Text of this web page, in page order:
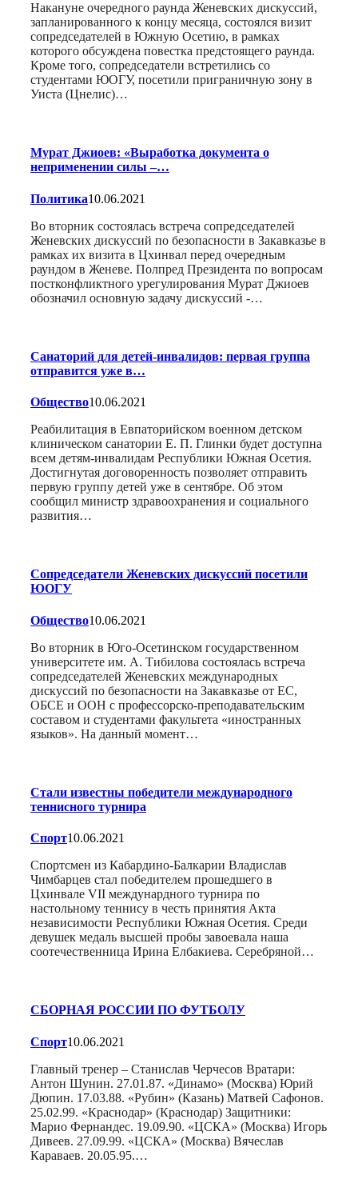
Накануне очередного раунда Женевских дискуссий,
запланированного к концу месяца, состоялся визит
сопредседателей в Южную Осетию, в рамках
которого обсуждена повестка предстоящего раунда.
Кроме того, сопредседатели встретились со
студентами ЮОГУ, посетили приграничную зону в
Уиста (Цнелис)…
Мурат Джиоев: «Выработка документа о
неприменении силы –…
Политика10.06.2021
Во вторник состоялась встреча сопредседателей
Женевских дискуссий по безопасности в Закавказье в
рамках их визита в Цхинвал перед очередным
раундом в Женеве. Полпред Президента по вопросам
постконфликтного урегулирования Мурат Джиоев
обозначил основную задачу дискуссий -…
Санаторий для детей-инвалидов: первая группа
отправится уже в…
Общество10.06.2021
Реабилитация в Евпаторийском военном детском
клиническом санатории Е. П. Глинки будет доступна
всем детям-инвалидам Республики Южная Осетия.
Достигнутая договоренность позволяет отправить
первую группу детей уже в сентябре. Об этом
сообщил министр здравоохранения и социального
развития…
Сопредседатели Женевских дискуссий посетили
ЮОГУ
Общество10.06.2021
Во вторник в Юго-Осетинском государственном
университете им. А. Тибилова состоялась встреча
сопредседателей Женевских международных
дискуссий по безопасности на Закавказье от ЕС,
ОБСЕ и ООН с профессорско-преподавательским
составом и студентами факультета «иностранных
языков». На данный момент…
Стали известны победители международного
теннисного турнира
Спорт10.06.2021
Спортсмен из Кабардино-Балкарии Владислав
Чимбарцев стал победителем прошедшего в
Цхинвале VII междунардного турнира по
настольному теннису в честь принятия Акта
независимости Республики Южная Осетия. Среди
девушек медаль высшей пробы завоевала наша
соотечественница Ирина Елбакиева. Серебряной…
СБОРНАЯ РОССИИ ПО ФУТБОЛУ
Спорт10.06.2021
Главный тренер – Станислав Черчесов Вратари:
Антон Шунин. 27.01.87. «Динамо» (Москва) Юрий
Дюпин. 17.03.88. «Рубин» (Казань) Матвей Сафонов.
25.02.99. «Краснодар» (Краснодар) Защитники:
Марио Фернандес. 19.09.90. «ЦСКА» (Москва) Игорь
Дивеев. 27.09.99. «ЦСКА» (Москва) Вячеслав
Караваев. 20.05.95.…